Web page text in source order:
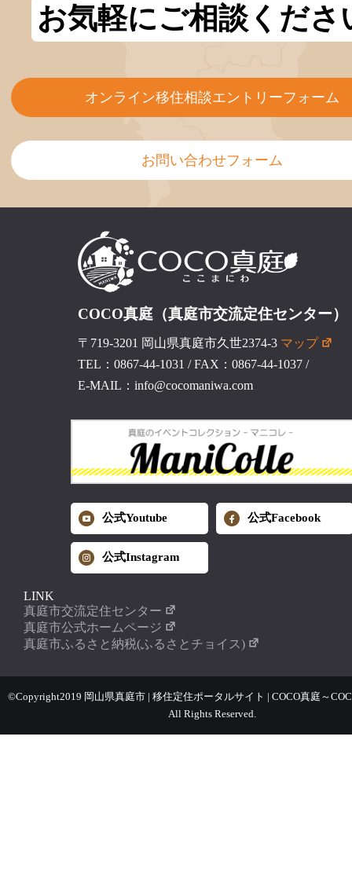
お気軽にご相談くださ
オンライン移住相談エントリーフォーム
お問い合わせフォーム
COCO真庭（真庭市交流定住センター）
〒719-3201 岡山県真庭市久世2374-3 マップ
TEL：0867-44-1031 /FAX：0867-44-1037/
E-MAIL：info@cocomaniwa.com
公式Youtube 公式Facebook
公式Instagram
LINK
真庭市交流定住センター
真庭市公式ホームページ
真庭市ふるさと納税(ふるさとチョイス)
©Copyright2019 岡山県真庭市 | 移住定住ポータルサイト | COCO真庭～
All Rights Reserved.